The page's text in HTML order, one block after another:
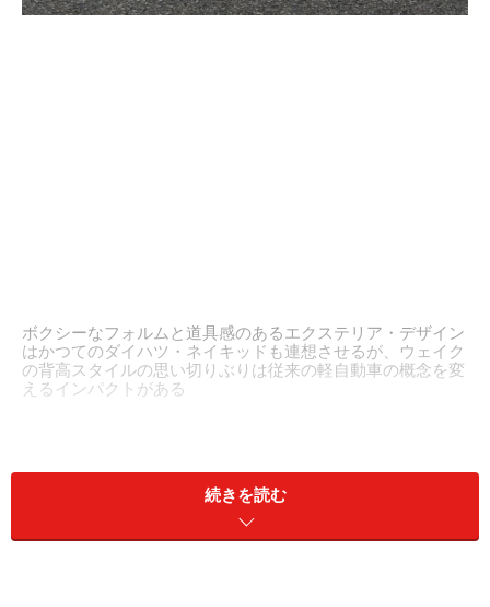
ボクシーなフォルムと道具感のあるエクステリア・デザイン
はかつてのダイハツ・ネイキッドも連想させるが、ウェイク
の背高スタイルの思い切りぶりは従来の軽自動車の概念を変
えるインパクトがある
2.0m以下という高さ制限にはまだまだ余裕のある車種が
多いだけに、天地方向に伸ばしていくしかない。3.4mの
続きを読む